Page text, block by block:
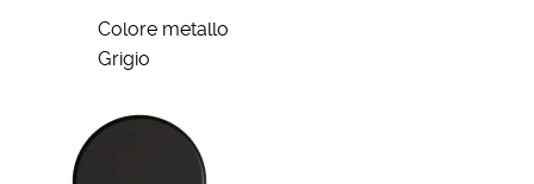
Colore metallo
Grigio